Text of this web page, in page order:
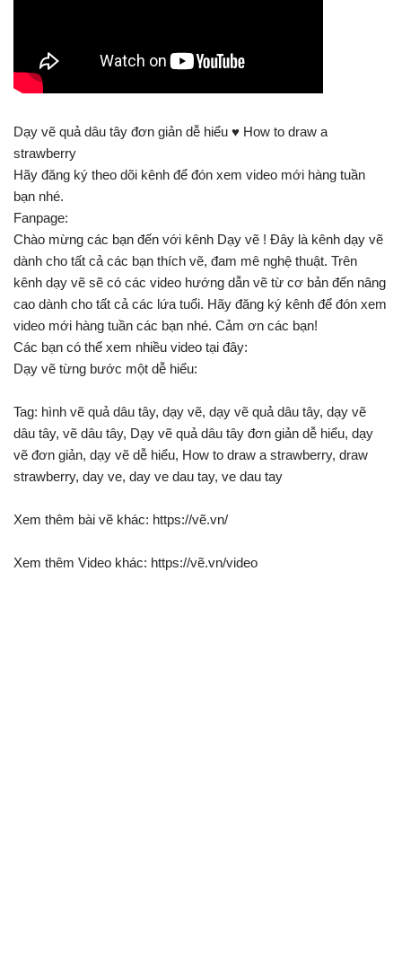
Dạy vẽ quả dâu tây đơn giản dễ hiểu ♥ How to draw a
strawberry
Hãy đăng ký theo dõi kênh để đón xem video mới hàng tuần
bạn nhé.
Fanpage:
Chào mừng các bạn đến với kênh Dạy vẽ ! Đây là kênh dạy vẽ
dành cho tất cả các bạn thích vẽ, đam mê nghệ thuật. Trên
kênh dạy vẽ sẽ có các video hướng dẫn vẽ từ cơ bản đến nâng
cao dành cho tất cả các lứa tuổi. Hãy đăng ký kênh để đón xem
video mới hàng tuần các bạn nhé. Cảm ơn các bạn!
Các bạn có thể xem nhiều video tại đây:
Dạy vẽ từng bước một dễ hiểu:
Tag: hình vẽ quả dâu tây, dạy vẽ, dạy vẽ quả dâu tây, dạy vẽ
dâu tây, vẽ dâu tây, Dạy vẽ quả dâu tây đơn giản dễ hiểu, dạy
vẽ đơn giản, dạy vẽ dễ hiểu, How to draw a strawberry, draw
strawberry, day ve, day ve dau tay, ve dau tay
Xem thêm bài vẽ khác: https://vẽ.vn/
Xem thêm Video khác: https://vẽ.vn/video